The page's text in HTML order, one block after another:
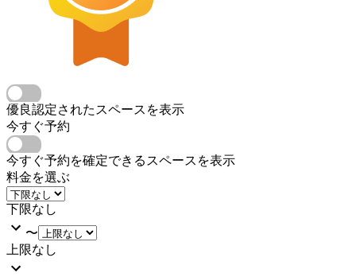
優良認定されたスペースを表示
今すぐ予約
今すぐ予約を確定できるスペースを表示
料金を選ぶ
下限なし
〜
上限なし